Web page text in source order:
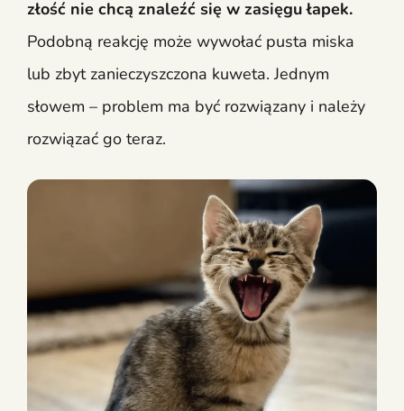
złość nie chcą znaleźć się w zasięgu łapek.
Podobną reakcję może wywołać pusta miska
lub zbyt zanieczyszczona kuweta. Jednym
słowem – problem ma być rozwiązany i należy
rozwiązać go teraz.